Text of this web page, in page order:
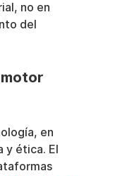
no en
del
en
y ética. El